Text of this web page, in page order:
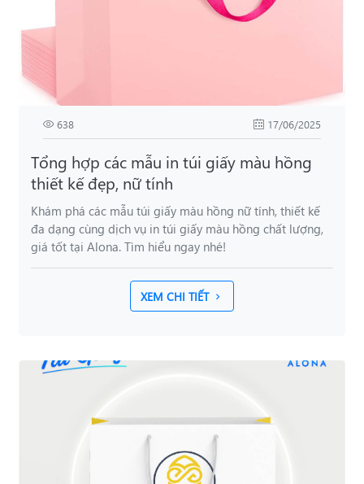
638 17/06/2025
Tổng hợp các mẫu in túi giấy màu hồng
thiết kế đẹp, nữ tính
Khám phá các mẫu túi giấy màu hồng nữ tính, thiết kế
đa dạng cùng dịch vụ in túi giấy màu hồng chất lượng,
giá tốt tại Alona. Tìm hiểu ngay nhé!
XEM CHI TIẾT